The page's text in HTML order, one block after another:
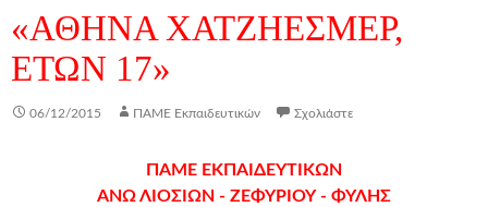
«ΑΘΗΝΑ ΧΑΤΖΗΕΣΜΕΡ,
ΕΤΩΝ 17»
06/12/2015 ΠΑΜΕ Εκπαιδευτικών Σχολιάστε
ΠΑΜΕ ΕΚΠΑΙΔΕΥΤΙΚΩΝ
ΑΝΩ ΛΙΟΣΙΩΝ - ΖΕΦΥΡΙΟΥ - ΦΥΛΗΣ